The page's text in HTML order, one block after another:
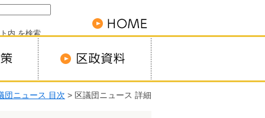
内 を検索
団ニュース 目次 > 区議団ニュース 詳細